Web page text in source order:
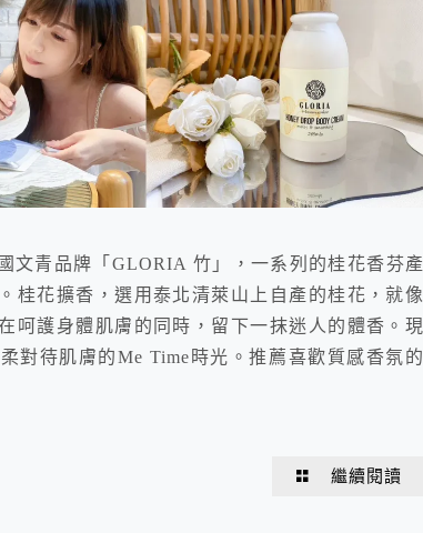
文青品牌「GLORIA 竹」，一系列的桂花香芬產
桂花擴香，選用泰北清萊山上自產的桂花，就像
呵護身體肌膚的同時，留下一抹迷人的體香。現
對待肌膚的Me Time時光。推薦喜歡質感香氛的
繼續閱讀